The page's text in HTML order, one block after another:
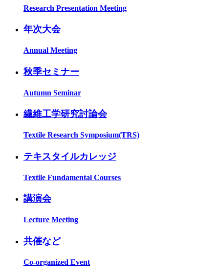
Research Presentation Meeting
年次大会
Annual Meeting
秋季セミナー
Autumn Seminar
繊維工学研究討論会
Textile Research Symposium(TRS)
テキスタイルカレッジ
Textile Fundamental Courses
講演会
Lecture Meeting
共催など
Co-organized Event